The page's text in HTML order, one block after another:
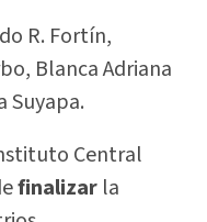
R. Fortín,
Blanca Adriana
Suyapa.
Central
finalizar la